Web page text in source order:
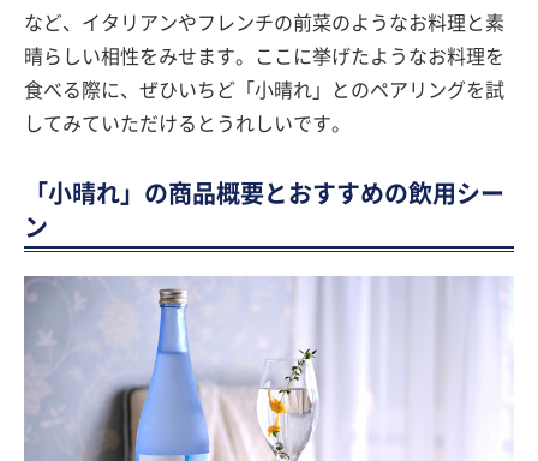
など、イタリアンやフレンチの前菜のようなお料理と素
晴らしい相性をみせます。ここに挙げたようなお料理を
食べる際に、ぜひいちど「小晴れ」とのペアリングを試
してみていただけるとうれしいです。
「小晴れ」の商品概要とおすすめの飲用シー
ン